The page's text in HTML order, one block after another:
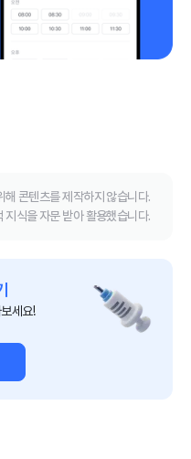
해 콘텐츠를 제작하지 않습니다.
지식을 자문 받아 활용했습니다.
세요!